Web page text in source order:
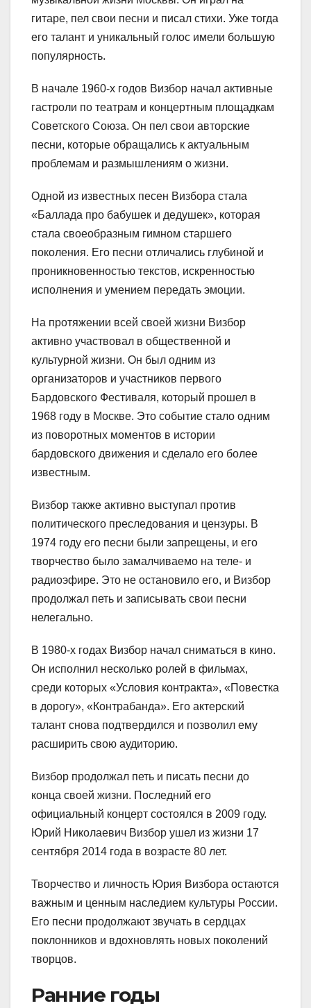
гитаре, пел свои песни и писал стихи. Уже тогда
его талант и уникальный голос имели большую
популярность.
В начале 1960-х годов Визбор начал активные
гастроли по театрам и концертным площадкам
Советского Союза. Он пел свои авторские
песни, которые обращались к актуальным
проблемам и размышлениям о жизни.
Одной из известных песен Визбора стала
«Баллада про бабушек и дедушек», которая
стала своеобразным гимном старшего
поколения. Его песни отличались глубиной и
проникновенностью текстов, искренностью
исполнения и умением передать эмоции.
На протяжении всей своей жизни Визбор
активно участвовал в общественной и
культурной жизни. Он был одним из
организаторов и участников первого
Бардовского Фестиваля, который прошел в
1968 году в Москве. Это событие стало одним
из поворотных моментов в истории
бардовского движения и сделало его более
известным.
Визбор также активно выступал против
политического преследования и цензуры. В
1974 году его песни были запрещены, и его
творчество было замалчиваемо на теле- и
радиоэфире. Это не остановило его, и Визбор
продолжал петь и записывать свои песни
нелегально.
В 1980-х годах Визбор начал сниматься в кино.
Он исполнил несколько ролей в фильмах,
среди которых «Условия контракта», «Повестка
в дорогу», «Контрабанда». Его актерский
талант снова подтвердился и позволил ему
расширить свою аудиторию.
Визбор продолжал петь и писать песни до
конца своей жизни. Последний его
официальный концерт состоялся в 2009 году.
Юрий Николаевич Визбор ушел из жизни 17
сентября 2014 года в возрасте 80 лет.
Творчество и личность Юрия Визбора остаются
важным и ценным наследием культуры России.
Его песни продолжают звучать в сердцах
поклонников и вдохновлять новых поколений
творцов.
Ранние годы